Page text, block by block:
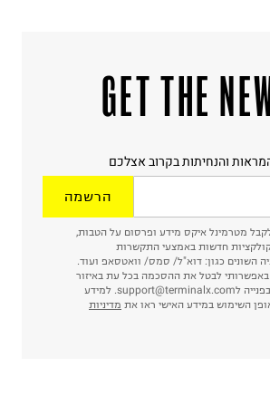
והנחיתות בקרוב אצלכם
הרשמה
מטרמינל איקס מידע ופרסום על הטבות,
חדשות באמצעי התקשרות
השונים כגון: דוא"ל/ סמס/ וואטסאפ ועוד.
באפשרותי לבטל את ההסכמה בכל עת באיזור
האישי או בפנייה לsupport@terminalx.com. למידע
השימוש במידע האישי ראו את מדיניות